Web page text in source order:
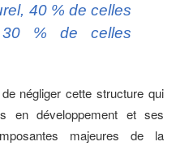
40 % de celles
% de celles
négliger cette structure qui
en développement et ses
majeures de la